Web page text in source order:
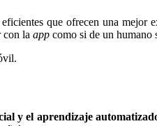
que ofrecen una mejor
con la app como si de un humano
y el aprendizaje